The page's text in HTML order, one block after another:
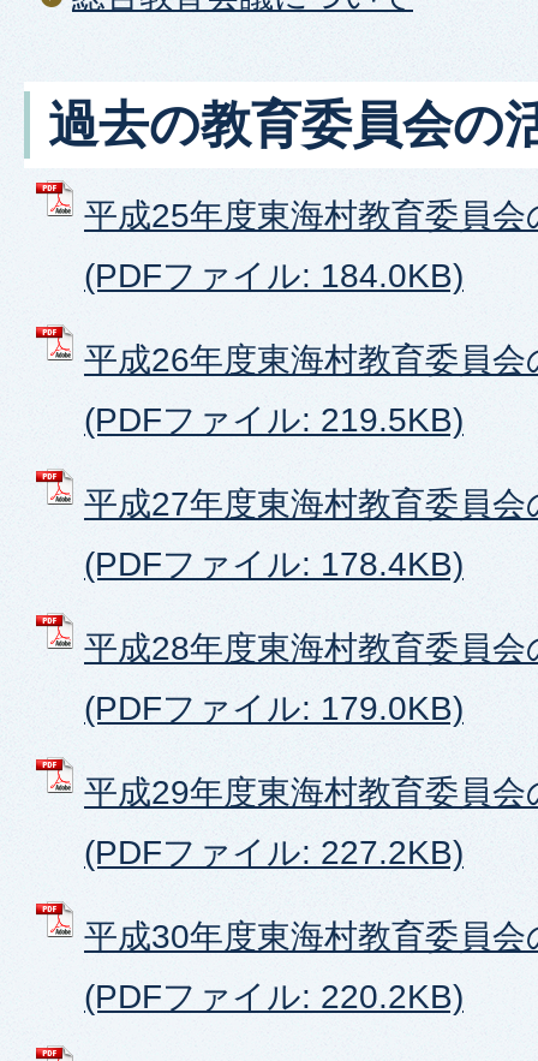
過去の教育委員会の
平成25年度東海村教育委員
(PDFファイル: 184.0KB)
平成26年度東海村教育委員
(PDFファイル: 219.5KB)
平成27年度東海村教育委員
(PDFファイル: 178.4KB)
平成28年度東海村教育委員
(PDFファイル: 179.0KB)
平成29年度東海村教育委員
(PDFファイル: 227.2KB)
平成30年度東海村教育委員
(PDFファイル: 220.2KB)